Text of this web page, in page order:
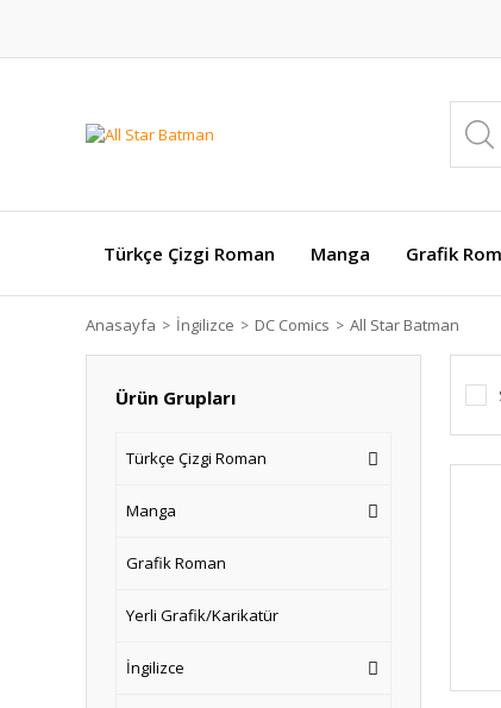
Türkçe Çizgi Roman Manga Grafik
Anasayfa İngilizce DC Comics All Star Batman
Ürün Grupları
Türkçe Çizgi Roman
Manga
Grafik Roman
Yerli Grafik/Karikatür
İngilizce